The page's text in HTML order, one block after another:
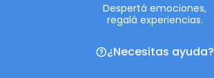
Despertá emociones,
regalá experiencias.
¿Necesitas ayuda?